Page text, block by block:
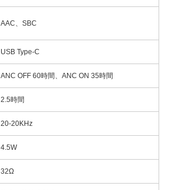
AAC、SBC
USB Type-C
ANC OFF 60時間、ANC ON 35時間
2.5時間
20-20KHz
4.5W
32Ω